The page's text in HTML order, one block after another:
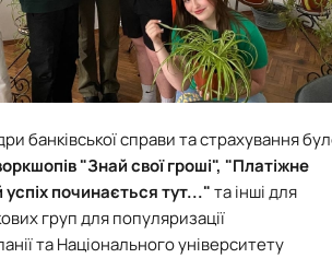
банківської справи та страхування
"Знай свої гроші", "Платіжне
починається тут..."та іншідля
груп для популяризації
та Національного університету